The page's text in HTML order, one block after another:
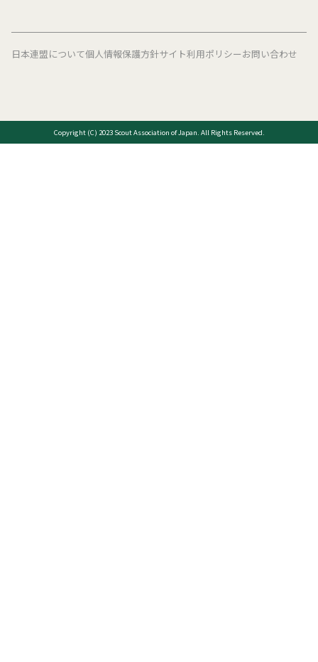
日本連盟について個人情報保護方針サイト利用ポリシーお問い合わせ
Copyright (C) 2023 Scout Association of Japan. All Rights Reserved.